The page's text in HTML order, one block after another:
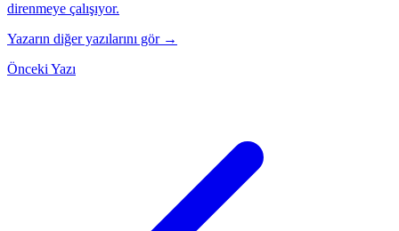
direnmeye çalışıyor.
Yazarın diğer yazılarını gör →
Önceki Yazı